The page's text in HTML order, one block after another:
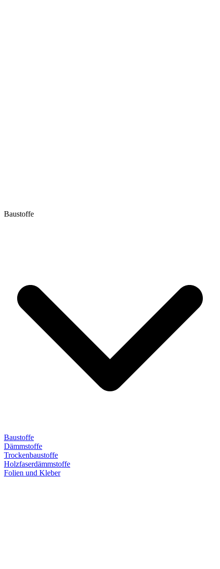
Baustoffe
Baustoffe
Dämmstoffe
Trockenbaustoffe
Holzfaserdämmstoffe
Folien und Kleber